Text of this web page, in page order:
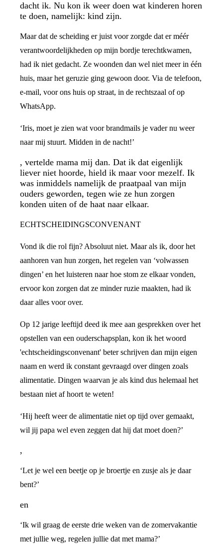
dacht ik. Nu kon ik weer doen wat kinderen horen
te doen, namelijk: kind zijn.
Maar dat de scheiding er juist voor zorgde dat er méér
verantwoordelijkheden op mijn bordje terechtkwamen,
had ik niet gedacht. Ze woonden dan wel niet meer in één
huis, maar het geruzie ging gewoon door. Via de telefoon,
e-mail, voor ons huis op straat, in de rechtszaal of op
WhatsApp.
‘Iris, moet je zien wat voor brandmails je vader nu weer
naar mij stuurt. Midden in de nacht!’
, vertelde mama mij dan. Dat ik dat eigenlijk
liever niet hoorde, hield ik maar voor mezelf. Ik
was inmiddels namelijk de praatpaal van mijn
ouders geworden, tegen wie ze hun zorgen
konden uiten of de haat naar elkaar.
ECHTSCHEIDINGSCONVENANT
Vond ik die rol fijn? Absoluut niet. Maar als ik, door het
aanhoren van hun zorgen, het regelen van ‘volwassen
dingen’ en het luisteren naar hoe stom ze elkaar vonden,
ervoor kon zorgen dat ze minder ruzie maakten, had ik
daar alles voor over.
Op 12 jarige leeftijd deed ik mee aan gesprekken over het
opstellen van een ouderschapsplan, kon ik het woord
'echtscheidingsconvenant' beter schrijven dan mijn eigen
naam en werd ik constant gevraagd over dingen zoals
alimentatie. Dingen waarvan je als kind dus helemaal het
bestaan niet af hoort te weten!
‘Hij heeft weer de alimentatie niet op tijd over gemaakt,
wil jij papa wel even zeggen dat hij dat moet doen?’
,
‘Let je wel een beetje op je broertje en zusje als je daar
bent?’
en
‘Ik wil graag de eerste drie weken van de zomervakantie
met jullie weg, regelen jullie dat met mama?’